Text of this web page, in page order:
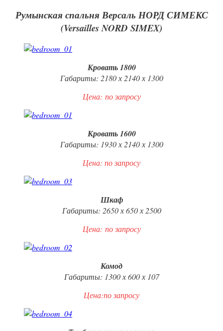
Румынская спальня Версаль НОРД СИМЕКС
(Versailles NORD SIMEX)
Кровать 1800
Габариты: 2180 х 2140 х 1300
Цена: по запросу
Кровать 1600
Габариты: 1930 х 2140 х 1300
Цена: по запросу
Шкаф
Габариты: 2650 х 650 х 2500
Цена: по запросу
Комод
Габариты: 1300 х 600 х 107
Цена:по запросу